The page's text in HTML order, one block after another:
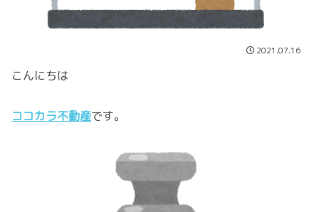
2021.07.16
こんにちは
ココカラ不動産です。